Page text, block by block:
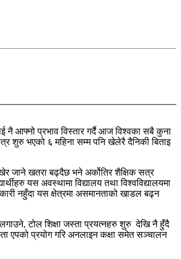
नै आफ्नो प्रभाव विस्तार गर्दै आज विश्वका सबै कुना
शुरु भएको ६ महिना सम्म पनि खेलेरै दैनिकी बिताइ
जाने खतरा बढ्दैछ भने अर्कोतिर शैक्षिक सत्र
यस अवस्थामा विद्यालय तथा विश्वविद्यालयमा
नहुँदा यस क्षेत्रमा असमानताको खाडल बढ्न
लगाउने, टोल शिक्षा जस्ता प्रयत्नहरु शुरु देखि नै हुँदै
एपको प्रयोग गरि अनलाइन कक्षा समेत सञ्चालन